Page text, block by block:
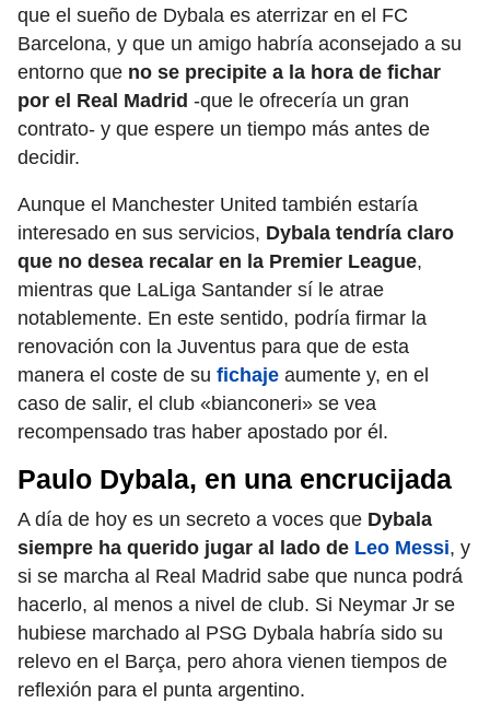
que el sueño de Dybala es aterrizar en el FC
Barcelona, y que un amigo habría aconsejado a su
entorno que no se precipite a la hora de fichar
por el Real Madrid -que le ofrecería un gran
contrato- y que espere un tiempo más antes de
decidir.
Aunque el Manchester United también estaría
interesado en sus servicios, Dybala tendría claro
que no desea recalar en la Premier League,
mientras que LaLiga Santander sí le atrae
notablemente. En este sentido, podría firmar la
renovación con la Juventus para que de esta
manera el coste de su fichaje aumente y, en el
caso de salir, el club «bianconeri» se vea
recompensado tras haber apostado por él.
Paulo Dybala, en una encrucijada
A día de hoy es un secreto a voces que Dybala
siempre ha querido jugar al lado de Leo Messi, y
si se marcha al Real Madrid sabe que nunca podrá
hacerlo, al menos a nivel de club. Si Neymar Jr se
hubiese marchado al PSG Dybala habría sido su
relevo en el Barça, pero ahora vienen tiempos de
reflexión para el punta argentino.